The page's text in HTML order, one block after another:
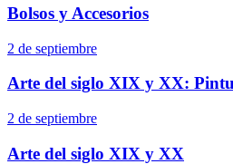
Bolsos y Accesorios
2 de septiembre
Arte del siglo XIX y XX:
2 de septiembre
Arte del siglo XIX y XX